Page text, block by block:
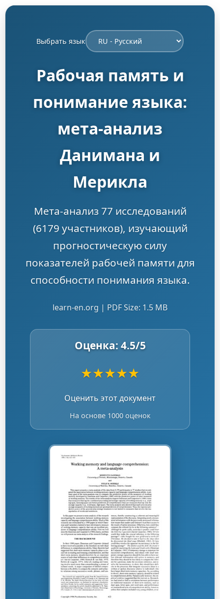
Выбрать язык
Рабочая память и
понимание языка:
мета-анализ
Данимана и
Мерикла
Мета-анализ 77 исследований
(6179 участников), изучающий
прогностическую силу
показателей рабочей памяти для
способности понимания языка.
learn-en.org | PDF Size: 1.5 MB
Оценка: 4.5/5
★★★★★
Оценить этот документ
На основе 1000 оценок